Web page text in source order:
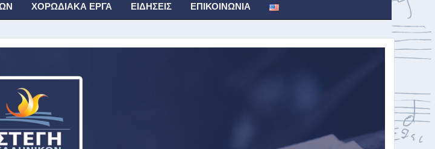
ΧΟΡΩΔΙΑΚΆ ΈΡΓΑ ΕΙΔΉΣΕΙΣ ΕΠΙΚΟΙΝΩΝΊΑ